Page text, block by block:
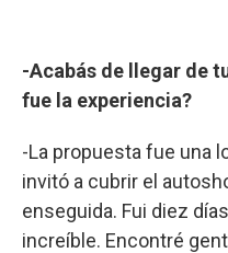
-Acabás de llegar de
fue la experiencia?
-La propuesta fue una
invitó a cubrir el
enseguida. Fui diez
increíble. Encontré